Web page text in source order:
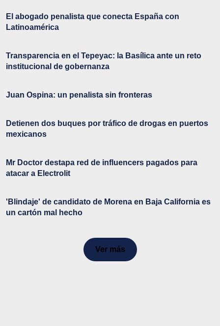
El abogado penalista que conecta España con
Latinoamérica
Transparencia en el Tepeyac: la Basílica ante un reto
institucional de gobernanza
Juan Ospina: un penalista sin fronteras
Detienen dos buques por tráfico de drogas en puertos
mexicanos
Mr Doctor destapa red de influencers pagados para
atacar a Electrolit
'Blindaje' de candidato de Morena en Baja California es
un cartón mal hecho
Ver más